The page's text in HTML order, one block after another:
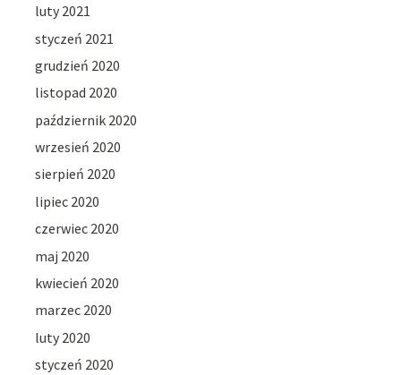
luty 2021
styczeń 2021
grudzień 2020
listopad 2020
październik 2020
wrzesień 2020
sierpień 2020
lipiec 2020
czerwiec 2020
maj 2020
kwiecień 2020
marzec 2020
luty 2020
styczeń 2020